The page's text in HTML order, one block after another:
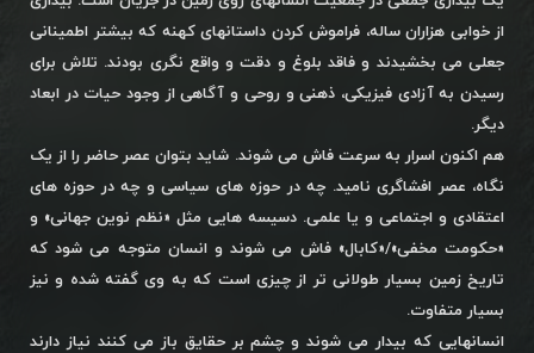
از خوابی هزاران ساله، فراموش کردن داستانهای کهنه که بیشتر اطمینانی
جعلی می بخشیدند و فاقد بلوغ و دقت و واقع نگری بودند. تلاش برای
رسیدن به آزادی فیزیکی، ذهنی و روحی و آگاهی از وجود حیات در ابعاد
دیگر.
هم اکنون اسرار به سرعت فاش می شوند. شاید بتوان عصر حاضر را از یک
نگاه، عصر افشاگری نامید. چه در حوزه های سیاسی و چه در حوزه های
اعتقادی و اجتماعی و یا علمی. دسیسه هایی مثل «نظم نوین جهانی» و
«حکومت مخفی»/«کابال» فاش می شوند و انسان متوجه می شود که
تاریخ زمین بسیار طولانی تر از چیزی است که به وی گفته شده و نیز
بسیار متفاوت.
انسانهایی که بیدار می شوند و چشم بر حقایق باز می کنند نیاز دارند